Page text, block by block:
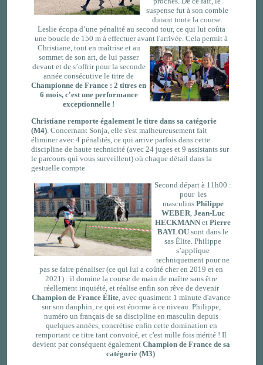
suspense fut à son comble
durant toute la course.
Leslie écopa d’une pénalité au second tour, ce qui lui coûta
une boucle de 150 m à effectuer avant l'arrivée. Cela permit à
Christiane, tout en maîtrise et au
sommet de son art, de lui passer
devant et de s’offrir pour la seconde
année consécutive le titre de
Championne de France : 2 titres en
6 mois, c'est une performance
exceptionnelle !
Christiane remporteégalement le titre dans sa catégorie
(M4). Concernant Sonja, elle s'est malheureusement fait
éliminer avec 4 pénalités, ce qui arrive parfois dans cette
discipline de haute technicité (avec 24 juges et 9 assistants sur
le parcours qui vous surveillent) où chaque détail dans la
gestuelle compte.
Second départ à 11h00 :
pour les
masculins Philippe
WEBER Jean-Luc
HECKMANN etPierre
BAYLOU sont dans le
sas Élite. Philippe
s’applique
techniquement pour ne
pas se faire pénaliser (ce qui lui a coûté cher en 2019 et en
2021) : il domine la course de main de maître sans être
réellement inquiété, et réalise enfin son rêve de devenir
Champion de France Élite , avec quasiment 1 minute d'avance
sur son dauphin, ce qui est énorme à ce niveau. Philippe,
numéro un français de sa discipline en masculin depuis
quelques années, concrétise enfin cette domination en
remportant ce titre tant convoité, et c'est mille fois mérité ! Il
devient par conséquent égalementChampion de France de sa
catégorie (M3).